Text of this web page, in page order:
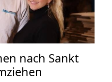
nach Sankt